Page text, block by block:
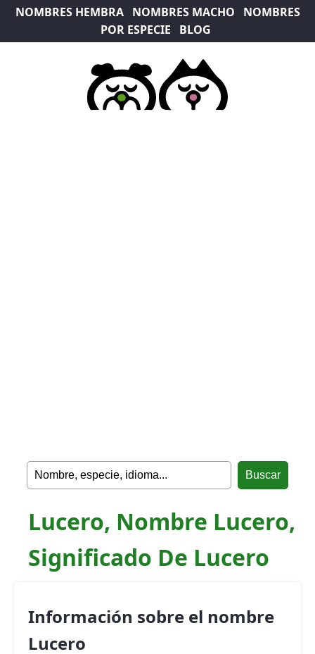
NOMBRES HEMBRA NOMBRES MACHO
NOMBRES
POR ESPECIE
BLOG
Lucero, Nombre Lucero,
Significado De Lucero
Información sobre el nombre
Lucero